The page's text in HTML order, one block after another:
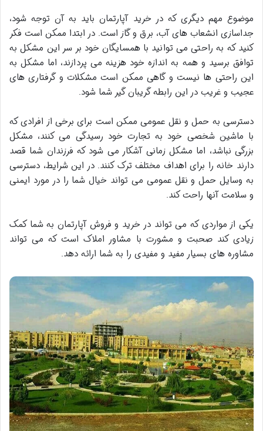
موضوع مهم دیگری که در خرید آپارتمان باید به آن توجه شود،
جداسازی انشعاب های آب، برق و گاز است. در ابتدا ممکن است فکر
کنید که به راحتی می توانید با همسایگان خود بر سر این مشکل به
توافق برسید و همه به اندازه خود هزینه می پردازند، اما مشکل به
این راحتی ها نیست و گاهی ممکن است مشکلات و گرفتاری های
عجیب و غریب در این رابطه گریبان گیر شما شود.
دسترسی به حمل و نقل عمومی ممکن است برای برخی از افرادی که
با ماشین شخصی خود به تجارت خود رسیدگی می کنند، مشکل
بزرگی نباشد، اما مشکل زمانی آشکار می شود که فرزندان شما قصد
دارند خانه را برای اهداف مختلف ترک کنند. در این شرایط، دسترسی
به وسایل حمل و نقل عمومی می تواند خیال شما را در مورد ایمنی
و سلامت آنها راحت کند.
یکی از مواردی که می تواند در خرید و فروش آپارتمان به شما کمک
زیادی کند صحبت و مشورت با مشاور املاک است که می تواند
مشاوره های بسیار مفید و مفیدی را به شما ارائه دهد.